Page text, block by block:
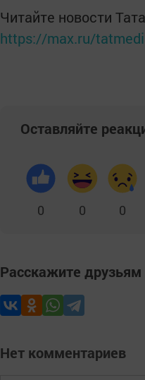
Читайте новости
https://max.ru/
Оставляйте
0 0 0
Расскажите друзьям
Нет комментариев